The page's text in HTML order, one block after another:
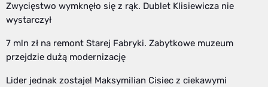
Zwycięstwo wymknęło się z rąk. Dublet Klisiewicza nie
wystarczył
7 mln zł na remont Starej Fabryki. Zabytkowe muzeum
przejdzie dużą modernizację
Lider jednak zostaje! Maksymilian Cisiec z ciekawymi